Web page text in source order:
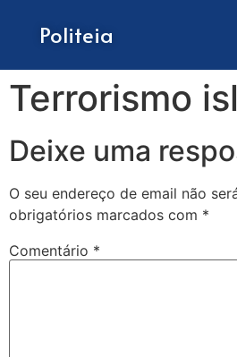
Politeia
Terrorismo
Deixe uma
O seu endereço de email não
obrigatórios marcados com *
Comentário *